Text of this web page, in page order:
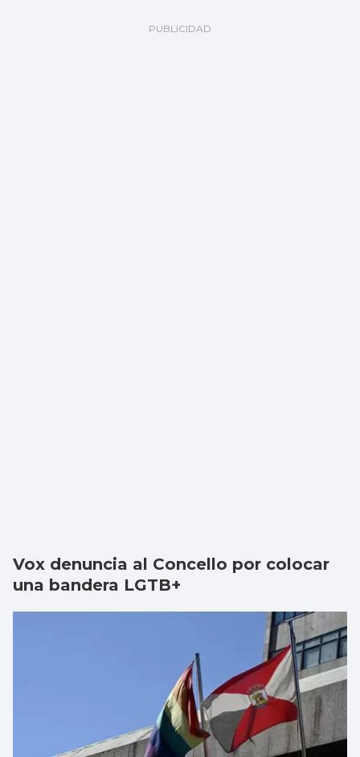
Vox denuncia al Concello por colocar
una bandera LGTB+